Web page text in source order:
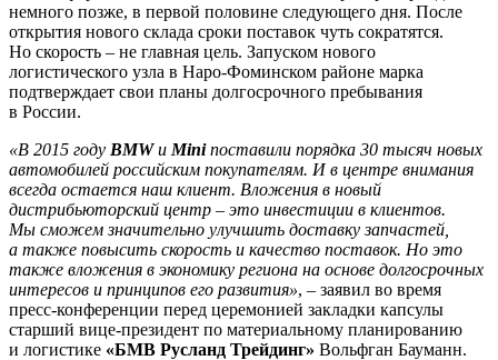
немного позже, в первой половине следующего дня. После
открытия нового склада сроки поставок чуть сократятся.
Но скорость – не главная цель. Запуском нового
логистического узла в Наро-Фоминском районе марка
подтверждает свои планы долгосрочного пребывания
в России.
«В 2015 году BMWи Miniпоставили порядка 30 тысяч новых
автомобилей российским покупателям. И в центре внимания
всегда остается наш клиент. Вложения в новый
дистрибьюторский центр – это инвестиции в клиентов.
Мы сможем значительно улучшить доставку запчастей,
а также повысить скорость и качество поставок. Но это
также вложения в экономику региона на основе долгосрочных
интересов и принципов его развития», – заявил во время
пресс-конференции перед церемонией закладки капсулы
старший вице-президент по материальному планированию
и логистике «БМВ Русланд Трейдинг» Вольфган Бауманн.